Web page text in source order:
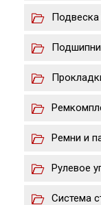
Подвеска
Ремни и
Рулевое
Система